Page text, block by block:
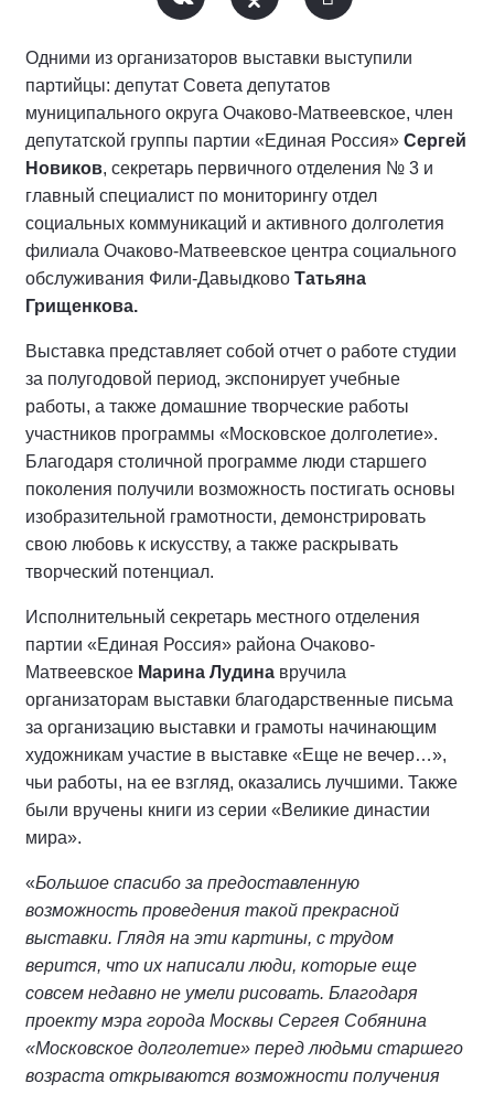
Одними из организаторов выставки выступили
партийцы: депутат Совета депутатов
муниципального округа Очаково-Матвеевское, член
депутатской группы партии «Единая Россия» Сергей
Новиков, секретарь первичного отделения № 3 и
главный специалист по мониторингу отдел
социальных коммуникаций и активного долголетия
филиала Очаково-Матвеевское центра социального
обслуживания Фили-Давыдково Татьяна
Грищенкова.
Выставка представляет собой отчет о работе студии
за полугодовой период, экспонирует учебные
работы, а также домашние творческие работы
участников программы «Московское долголетие».
Благодаря столичной программе люди старшего
поколения получили возможность постигать основы
изобразительной грамотности, демонстрировать
свою любовь к искусству, а также раскрывать
творческий потенциал.
Исполнительный секретарь местного отделения
партии «Единая Россия» района Очаково-
Матвеевское Марина Лудина вручила
организаторам выставки благодарственные письма
за организацию выставки и грамоты начинающим
художникам участие в выставке «Еще не вечер…»,
чьи работы, на ее взгляд, оказались лучшими. Также
были вручены книги из серии «Великие династии
мира».
«Большое спасибо за предоставленную
возможность проведения такой прекрасной
выставки. Глядя на эти картины, с трудом
верится, что их написали люди, которые еще
совсем недавно не умели рисовать. Благодаря
проекту мэра города Москвы Сергея Собянина
«Московское долголетие» перед людьми старшего
возраста открываются возможности получения